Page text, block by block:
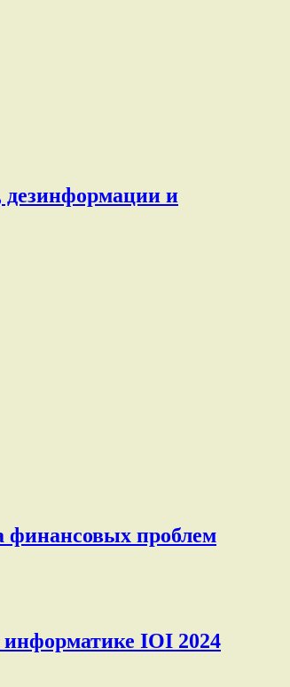
дезинформации и
финансовых проблем
IOI 2024